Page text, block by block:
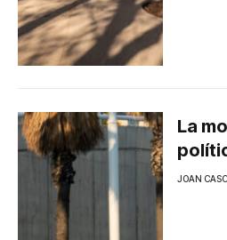
La
JOAN